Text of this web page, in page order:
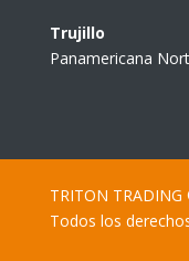
Trujillo
Panamericana
TRITON
Todos los